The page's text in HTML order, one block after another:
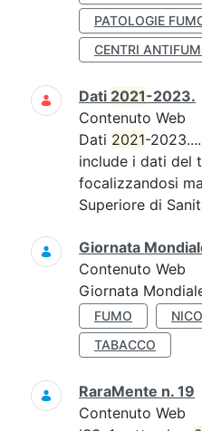
PATOLOGIE
CENTRI
Dati 2021-2023.
Contenuto Web
Dati 2021-
include i dati del
focalizzandosi
Superiore di
Giornata
Contenuto Web
Giornata
FUMO
TABACCO
RaraMente n. 19
Contenuto Web